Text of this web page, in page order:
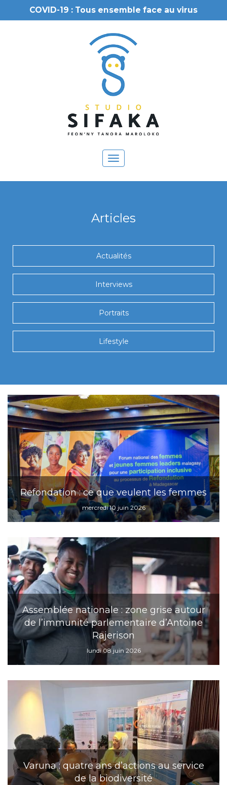
COVID-19 : Tous ensemble face au virus
Toggle
navigation
Articles
Actualités
Interviews
Portraits
Lifestyle
Refondation : ce que veulent les femmes
mercredi 10 juin 2026
Assemblée nationale : zone grise autour
de l’immunité parlementaire d’Antoine
Rajerison
lundi 08 juin 2026
Varuna : quatre ans d’actions au service
de la biodiversité